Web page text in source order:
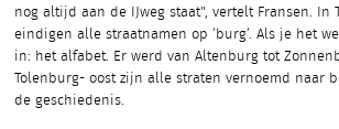
nog altijd aan de IJweg staat", vertelt Fransen. In
eindigen alle straatnamen op ’burg’. Als je het
in: het alfabet. Er werd van Altenburg tot
Tolenburg- oost zijn alle straten vernoemd naar
de geschiedenis.